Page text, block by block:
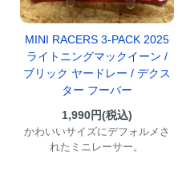
MINI RACERS 3-PACK 2025
ライトニングマックイーン /
ブリック ヤードレー / デクス
ター フーバー
1,990円(税込)
かわいいサイズにデフォルメさ
れたミニレーサー。